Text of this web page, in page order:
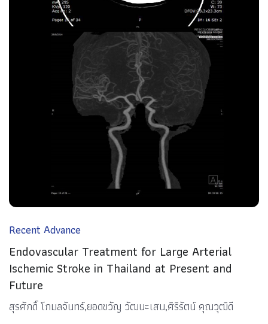
Recent Advance
Endovascular Treatment for Large Arterial
Ischemic Stroke in Thailand at Present and
Future
สุรศักดิ์ โกมลจันทร์,ยอดขวัญ วัฒนะเสน,ศิริรัตน์ คุณวุฒิดี